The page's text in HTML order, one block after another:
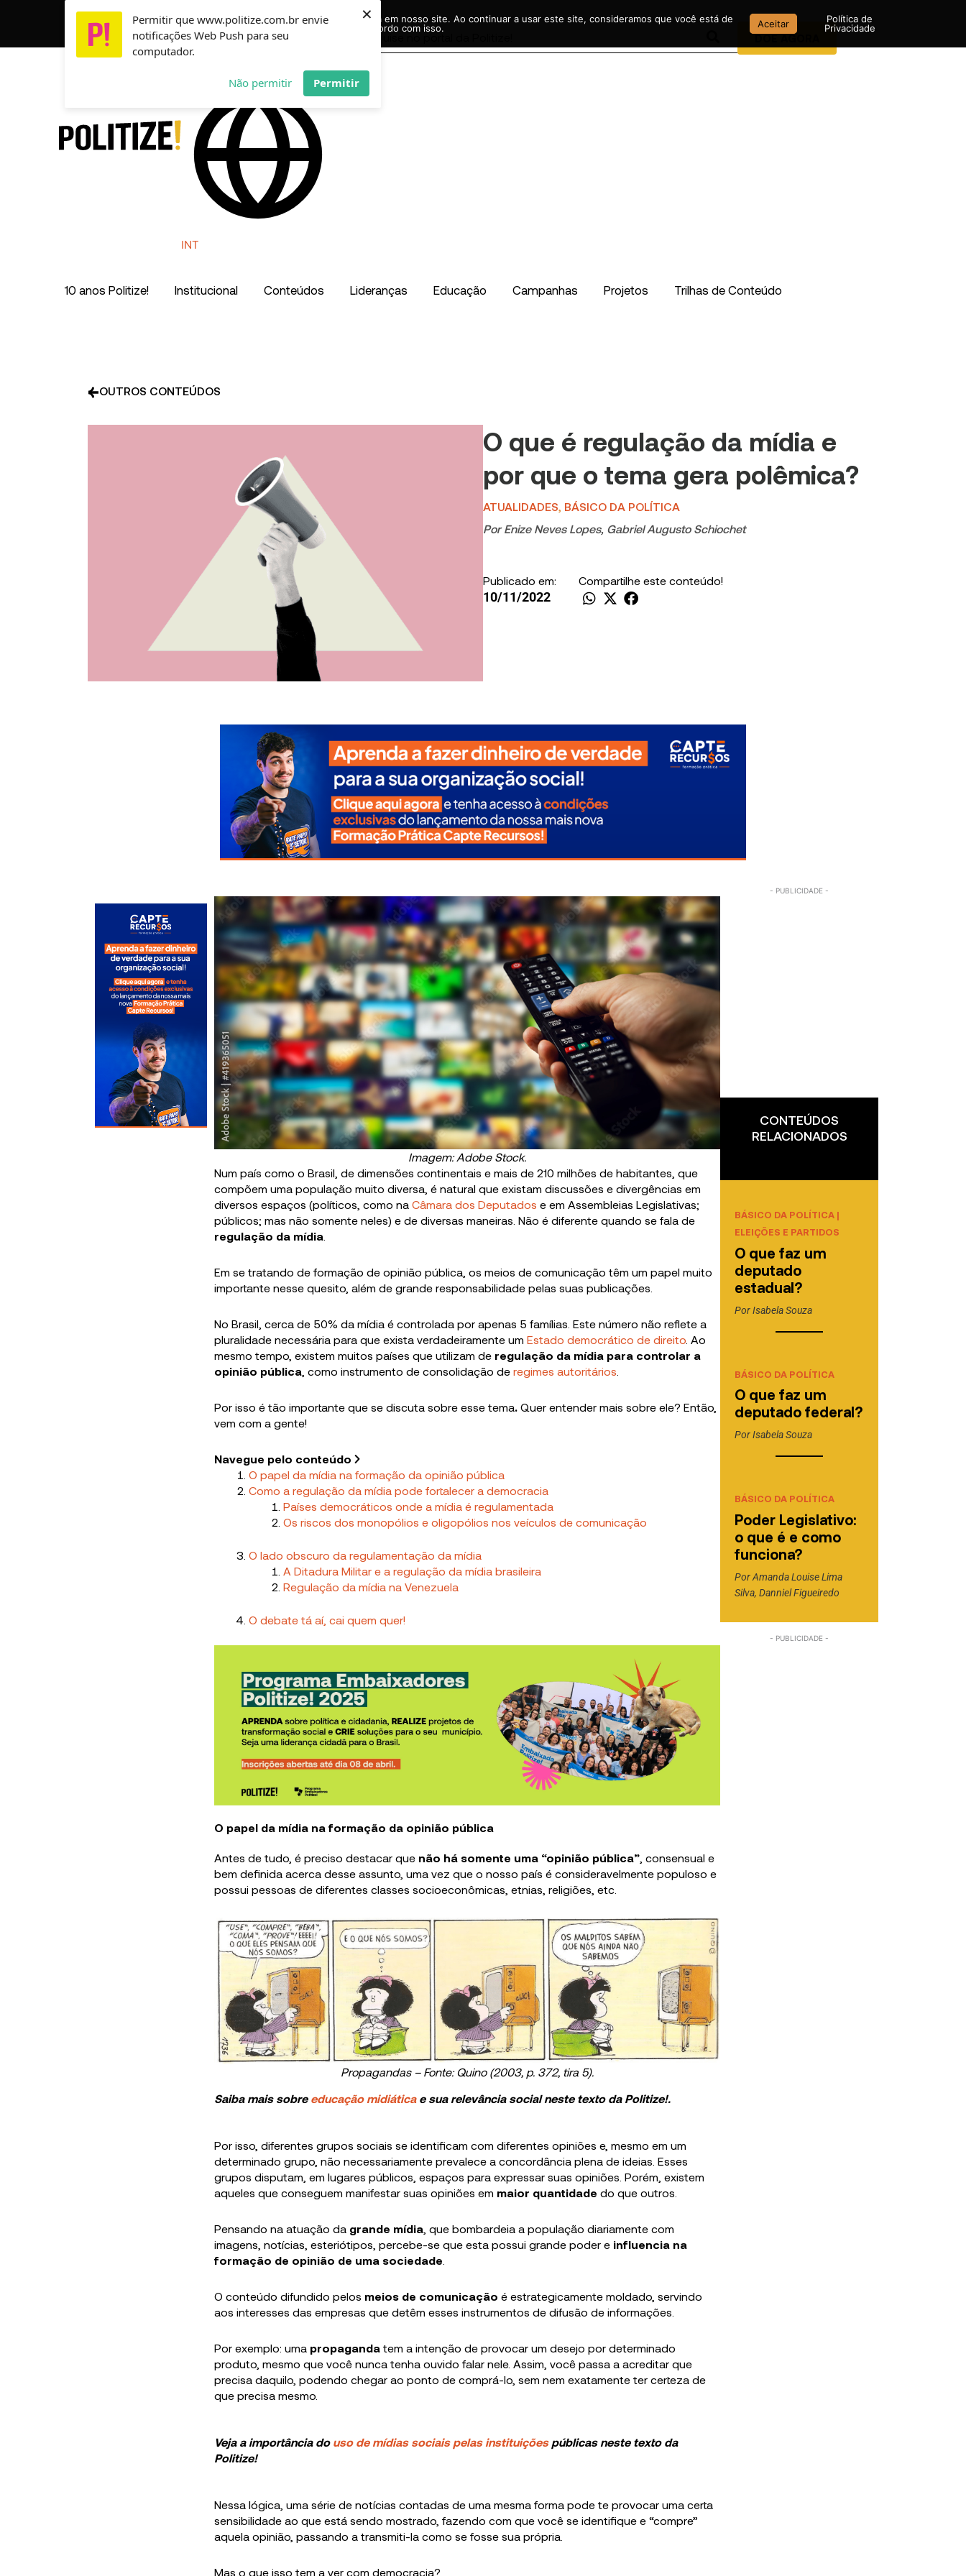
Permitir que www.politize.com.br envie
notificações Web Push para seu
computador.
Não permitir Permitir
×
CO
INT
Pesquisar
DOE AGORA
10 anos Politize! Institucional Conteúdos Lideranças Educação Campanhas Projetos Trilhas de Conteúdo
OUTROS CONTEÚDOS
O que é regulação da mídia e
por que o tema gera polêmica?
ATUALIDADES BÁSICO DA POLÍTICA
Por Enize Neves Lopes, Gabriel Augusto Schiochet
Publicado em:
10/11/2022
Compartilhe este conteúdo!
Imagem: Adobe Stock.
Num país como o Brasil, de dimensões continentais e mais de 210 milhões de habitantes, que
compõem uma população muito diversa, é natural que existam discussões e divergências em
diversos espaços (políticos, como na Câmara dos Deputados e em Assembleias Legislativas;
públicos; mas não somente neles) e de diversas maneiras. Não é diferente quando se fala de
regulação da mídia
Em se tratando de formação de opinião pública, os meios de comunicação têm um papel muito
importante nesse quesito, além de grande responsabilidade pelas suas publicações.
No Brasil, cerca de 50% da mídia é controlada por apenas 5 famílias. Este número não reflete a
pluralidade necessária para que exista verdadeiramente um Estado democrático de direito . Ao
mesmo tempo, existem muitos países que utilizam de regulação da mídia para controlar a
opinião pública , como instrumento de consolidação de regimes autoritários
Por isso é tão importante que se discuta sobre esse tema. Quer entender mais sobre ele? Então,
vem com a gente!
Navegue pelo conteúdo
O papel da mídia na formação da opinião pública
Como a regulação da mídia pode fortalecer a democracia
Países democráticos onde a mídia é regulamentada
Os riscos dos monopólios e oligopólios nos veículos de comunicação
O lado obscuro da regulamentação da mídia
A Ditadura Militar e a regulação da mídia brasileira
Regulação da mídia na Venezuela
O debate tá aí, cai quem quer!
O papel da mídia na formação da opinião pública
Antes de tudo, é preciso destacar que não há somente uma “opinião pública” , consensual e
bem definida acerca desse assunto, uma vez que o nosso país é consideravelmente populoso e
possui pessoas de diferentes classes socioeconômicas, etnias, religiões, etc.
Propagandas – Fonte: Quino (2003, p. 372, tira 5).
Saiba mais sobre educação midiáticae sua relevância social neste texto da Politize!.
Por isso, diferentes grupos sociais se identificam com diferentes opiniões e, mesmo em um
determinado grupo, não necessariamente prevalece a concordância plena de ideias. Esses
grupos disputam, em lugares públicos, espaços para expressar suas opiniões. Porém, existem
aqueles que conseguem manifestar suas opiniões em maior quantidade do que outros.
Pensando na atuação da grande mídia , que bombardeia a população diariamente com
imagens, notícias, esteriótipos, percebe-se que esta possui grande poder e influencia na
formação de opinião de uma sociedade
O conteúdo difundido pelos meios de comunicação é estrategicamente moldado, servindo
aos interesses das empresas que detêm esses instrumentos de difusão de informações.
Por exemplo: uma propaganda tem a intenção de provocar um desejo por determinado
produto, mesmo que você nunca tenha ouvido falar nele. Assim, você passa a acreditar que
precisa daquilo, podendo chegar ao ponto de comprá-lo, sem nem exatamente ter certeza de
que precisa mesmo.
Veja a importância do uso de mídias sociais pelas instituiçõespúblicas neste texto da
Politize!
Nessa lógica, uma série de notícias contadas de uma mesma forma pode te provocar uma certa
sensibilidade ao que está sendo mostrado, fazendo com que você se identifique e “compre”
aquela opinião, passando a transmiti-la como se fosse sua própria.
Mas o que isso tem a ver com democracia?
CONTEÚDOS
RELACIONADOS
BÁSICO DA POLÍTICA |
ELEIÇÕES E PARTIDOS
O que faz um
deputado
estadual?
PorIsabela Souza
BÁSICO DA POLÍTICA
O que faz um
deputado federal?
PorIsabela Souza
BÁSICO DA POLÍTICA
Poder Legislativo:
o que é e como
funciona?
PorAmanda Louise Lima
Silva, Danniel Figueiredo
Usamos cookies para garantir que você tenha a melhor experiência em nosso site. Ao continuar a usar este site, consideramos que você está de
acordo com isso.
Aceitar
Política de
Privacidade